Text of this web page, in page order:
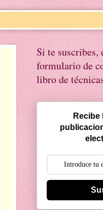
Si te suscribes,
formulario de
libro de
Recibe